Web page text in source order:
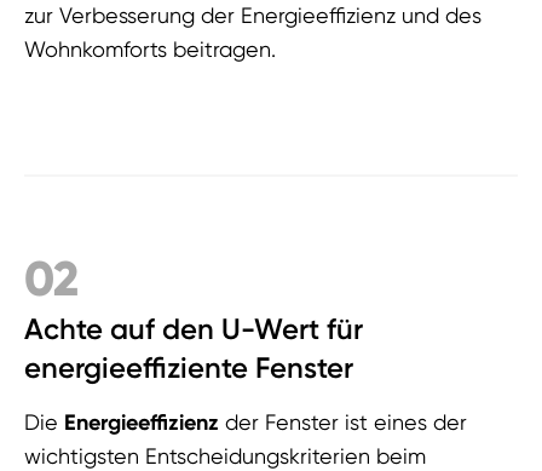
zur Verbesserung der Energieeffizienz und des
Wohnkomforts beitragen.
02
Achte auf den U-Wert für
energieeffiziente Fenster
Die Energieeffizienz der Fenster ist eines der
wichtigsten Entscheidungskriterien beim